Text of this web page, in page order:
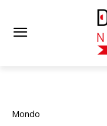
Mondo